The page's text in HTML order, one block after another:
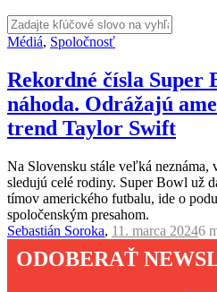
Médiá, Spoločnosť
Rekordné čísla Super
náhoda. Odrážajú
trend Taylor Swift
Na Slovensku stále veľká
sledujú celé rodiny. Super Bowl už
tímov amerického futbalu, ide o
spoločenským presahom.
Sebastián Soroka, 11. marca 20246
ODOBERAŤ